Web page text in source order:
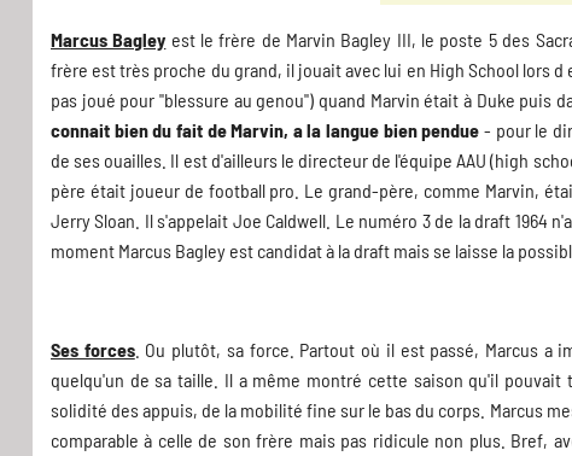
Marcus Bagley est le frère de Marvin Bagley III, le poste 5 des
frère est très proche du grand, il jouait avec lui en High School lors
pas joué pour "blessure au genou") quand Marvin était à Duke puis
connait bien du fait de Marvin, a la langue bien pendue - pour le
de ses ouailles. Il est d'ailleurs le directeur de l'équipe AAU (high
père était joueur de football pro. Le grand-père, comme Marvin,
Jerry Sloan. Il s'appelait Joe Caldwell. Le numéro 3 de la draft 1964
moment Marcus Bagley est candidat à la draft mais se laisse la
Ses forces. Ou plutôt, sa force. Partout où il est passé, Marcus a
quelqu'un de sa taille. Il a même montré cette saison qu'il
solidité des appuis, de la mobilité fine sur le bas du corps. Marcus
comparable à celle de son frère mais pas ridicule non plus. Bref,